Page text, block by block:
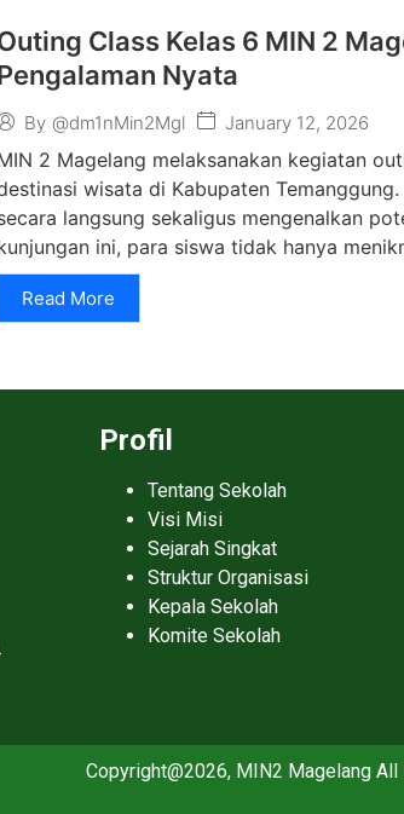
Class Kelas 6 MIN 2
Nyata
By @dm1nMin2Mgl January 12, 2026
2 Magelang melaksanakan kegiatan
wisata di Kabupaten
langsung sekaligus mengenalkan
ini, para siswa tidak hanya
Read More
Profil
Tentang Sekolah
Visi Misi
Sejarah Singkat
Struktur Organisasi
Kepala Sekolah
Komite Sekolah
Copyright@2026, MIN2 Magelang